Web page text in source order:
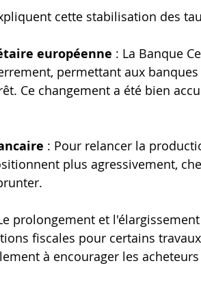
cette stabilisation des
européenne : La Banque
permettant aux
Ce changement a été bien
: Pour relancer la
plus agressivement,
prolongement et
fiscales pour certains
à encourager les